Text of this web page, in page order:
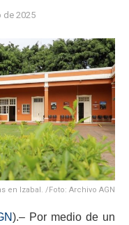
de 2025
en Izabal. /Foto: Archivo AGN
).– Por medio de un